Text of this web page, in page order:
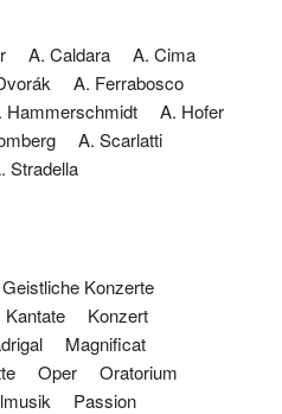
A. Caldara
A. Cima
A. Ferrabosco
Hammerschmidt
A. Hofer
A. Scarlatti
Stradella
Geistliche Konzerte
Kantate
Konzert
Magnificat
Oper
Oratorium
Passion